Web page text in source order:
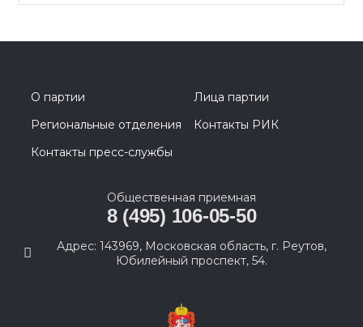
О партии
Лица партии
Региональные отделения
Контакты РИК
Контакты пресс-службы
Общественная приемная
8 (495) 106-05-50
Адрес: 143969, Московская область, г. Реутов,
Юбилейный проспект, 54.